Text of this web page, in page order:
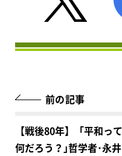
前の記事
【戦後80年】「平和って
何だろう？｣哲学者･永井